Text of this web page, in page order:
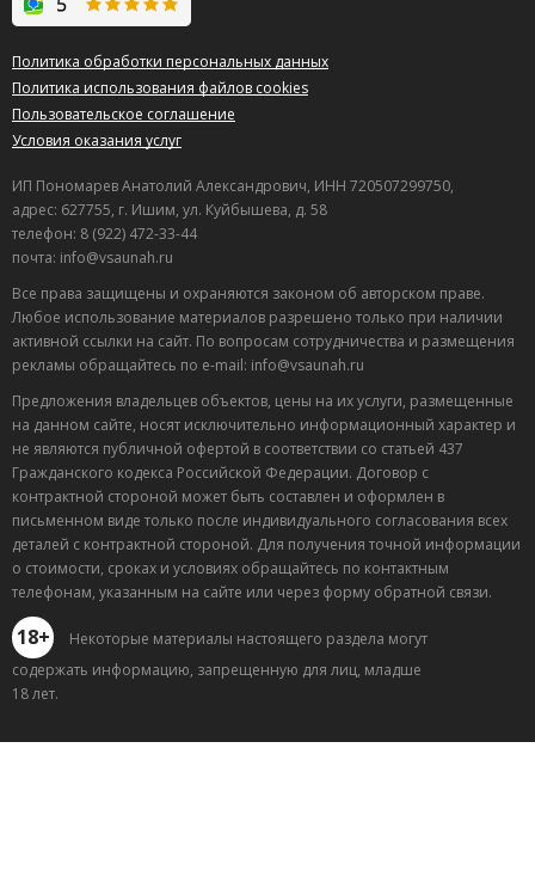
Политика обработки персональных данных
Политика использования файлов cookies
Пользовательское соглашение
Условия оказания услуг
ИП Пономарев Анатолий Александрович, ИНН 720507299750,
адрес: 627755, г. Ишим, ул. Куйбышева, д. 58
телефон: 8 (922) 472-33-44
почта: info@vsaunah.ru
Все права защищены и охраняются законом об авторском праве.
Любое использование материалов разрешено только при наличии
активной ссылки на сайт. По вопросам сотрудничества и размещения
рекламы обращайтесь по e-mail: info@vsaunah.ru
Предложения владельцев объектов, цены на их услуги, размещенные
на данном сайте, носят исключительно информационный характер и
не являются публичной офертой в соответствии со статьей 437
Гражданского кодекса Российской Федерации. Договор с
контрактной стороной может быть составлен и оформлен в
письменном виде только после индивидуального согласования всех
деталей с контрактной стороной. Для получения точной информации
о стоимости, сроках и условиях обращайтесь по контактным
телефонам, указанным на сайте или через форму обратной связи.
18+
Некоторые материалы настоящего раздела могут
содержать информацию, запрещенную для лиц, младше
18 лет.